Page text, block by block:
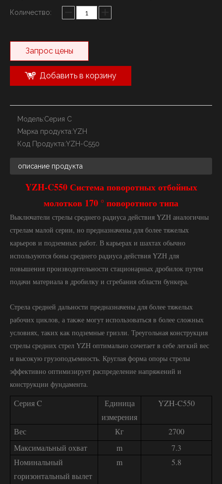
Количество:
Запрос цены
Добавить в корзину
Модель:Серия С
Марка продукта:YZH
Код Продукта:YZH-C550
описание продукта
YZH-C550 Система поворотных отбойных
молотков 170 ° поворотного типа
Выключатели стрелы среднего радиуса действия YZH аналогичны
стрелам малой серии, но предназначены для более тяжелых
карьеров и подземных работ. В карьерах и шахтах обычно
используются боны среднего радиуса действия YZH для
повышения производительности стационарных дробилок путем
подачи материала в дробилку и сгребания области бункера.
Стрела средней дальности предназначены для более тяжелых
рабочих циклов, а также могут использоваться в более сложных
условиях, таких как подземные гризли. Треугольная конструкция
стрелы средних стрел YZH оптимально сочетает в себе легкий вес
и высокую грузоподъемность. Круглая форма опоры стрелы
эффективно оптимизирует распределение напряжений и
конструкции фундамента.
Серия C
Единица
измерения
YZH-C550
Вес Кг
2700
Максимальный охват
m
7.3
Номинальный
горизонтальный вылет
m 5.8